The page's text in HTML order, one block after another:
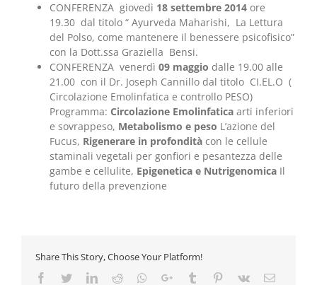
CONFERENZA giovedì 18 settembre 2014 ore
19.30 dal titolo “ Ayurveda Maharishi, La Lettura
del Polso, come mantenere il benessere psicofisico”
con la Dott.ssa Graziella Bensi.
CONFERENZA venerdì 09 maggio dalle 19.00 alle
21.00 con il Dr. Joseph Cannillo dal titolo CI.EL.O (
Circolazione Emolinfatica e controllo PESO)
Programma: Circolazione Emolinfatica arti inferiori
e sovrappeso, Metabolismo e peso L’azione del
Fucus, Rigenerare in profondità con le cellule
staminali vegetali per gonfiori e pesantezza delle
gambe e cellulite, Epigenetica e Nutrigenomica Il
futuro della prevenzione
Share This Story, Choose Your Platform!
Facebook
TwitterLinkedIn
Reddit Whatsapp
Google+Tumblr Pinterest
Vk Email